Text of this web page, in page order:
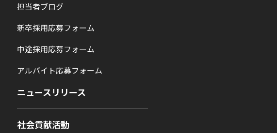
担当者ブログ
新卒採用応募フォーム
中途採用応募フォーム
アルバイト応募フォーム
ニュースリリース
社会貢献活動